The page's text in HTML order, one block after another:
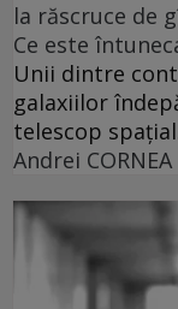
la răscruce de
Ce este
Unii dintre
galaxiilor
telescop
Andrei CORNEA